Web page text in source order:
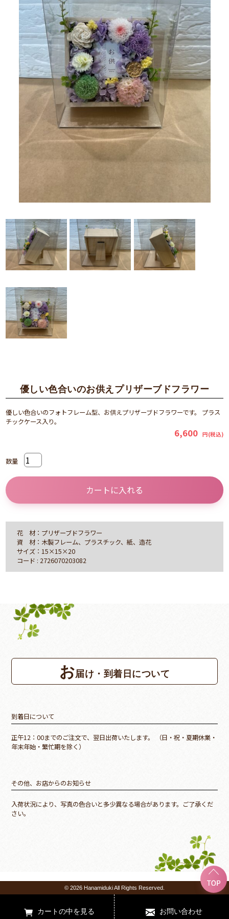
カートの中 お問い合わせ
優しい色合いのお供えプリザーブドフラワー
優しい色合いのフォトフレーム型、お供えプリザーブドフラワーです。 プラス
チックケース入り。
6,600 円(税込)
数量
カートに入れる
花 材：プリザーブドフラワー
資 材：木製フレーム、プラスチック、紙、造花
サイズ：15×15×20
コード : 2726070203082
お届け・到着日について
到着日について
正午12：00までのご注文で、翌日出荷いたします。 （日・祝・夏期休業・
年末年始・繁忙期を除く）
その他、お店からのお知らせ
入荷状況により、写真の色合いと多少異なる場合があります。ご了承くだ
さい。
© 2026 Hanamiduki All Rights Reserved.